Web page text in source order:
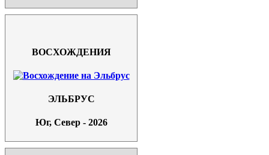
ВОСХОЖДЕНИЯ
ЭЛЬБРУС
Юг, Север - 2026